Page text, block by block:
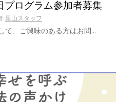
プログラム参加者募集
:里山スタッフ
て、ご興味のある方はお問…